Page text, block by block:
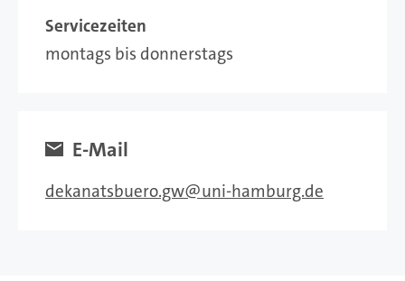
Servicezeiten
montags bis donnerstags
E-Mail
dekanatsbuero.gw uni-hamburg.de